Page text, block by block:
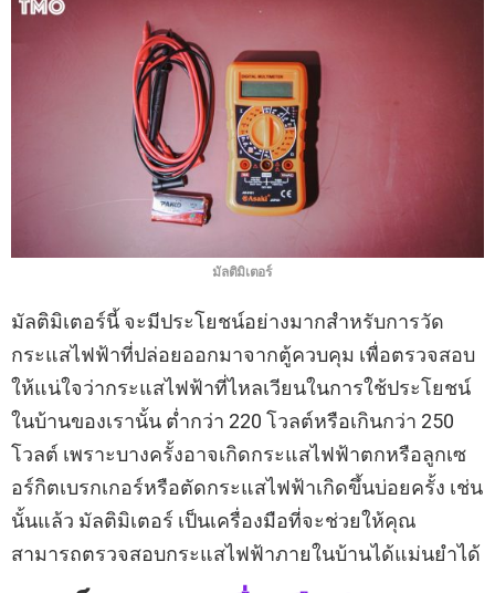
มัลติมิเตอร์
มัลติมิเตอร์นี้ จะมีประโยชน์อย่างมากสําหรับการวัด
กระแสไฟฟ้าที่ปล่อยออกมาจากตู้ควบคุม เพื่อตรวจสอบ
ให้แน่ใจว่ากระแสไฟฟ้าที่ไหลเวียนในการใช้ประโยชน์
ในบ้านของเรานั้น ต่ำกว่า 220 โวลต์หรือเกินกว่า 250
โวลต์ เพราะบางครั้งอาจเกิดกระแสไฟฟ้าตกหรือลูกเซ
อร์กิตเบรกเกอร์หรือตัดกระแสไฟฟ้าเกิดขึ้นบ่อยครั้ง เช่น
นั้นแล้ว มัลติมิเตอร์ เป็นเครื่องมือที่จะช่วยให้คุณ
สามารถตรวจสอบกระแสไฟฟ้าภายในบ้านได้แม่นยำได้